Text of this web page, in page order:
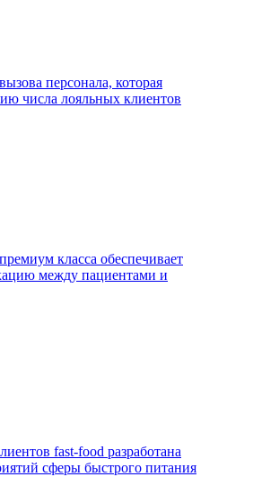
персонала, которая
числа лояльных клиентов
класса обеспечивает
между пациентами и
fast-food разработана
сферы быстрого питания